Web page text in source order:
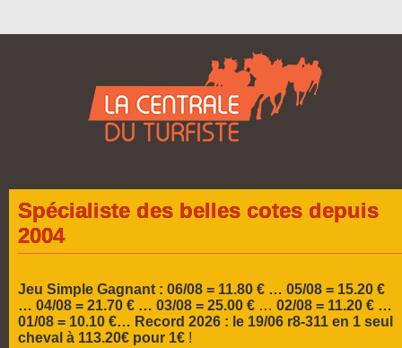
Spécialiste des belles cotes depuis
2004
Jeu Simple Gagnant : 06/08 = 11.80 € … 05/08 = 15.20 €
… 04/08 = 21.70 € … 03/08 = 25.00 € … 02/08 = 11.20 € …
01/08 = 10.10 €… Record 2026 : le 19/06 r8-311 en 1 seul
cheval à 113.20€ pour 1€ !